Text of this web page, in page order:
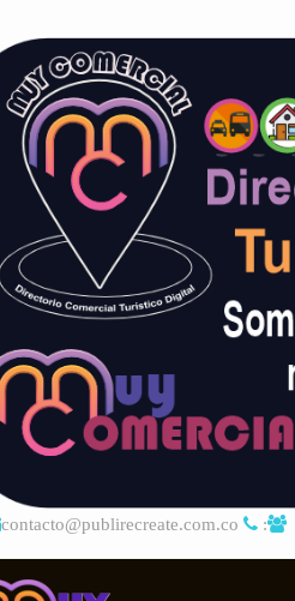
contacto@publirecreate.com.co :